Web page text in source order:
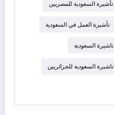
تأشيرة السعودية للمصريين
تأشيرة العمل في السعودية
تاشيرة السعودية
تاشيرة السعودية للجزائريين